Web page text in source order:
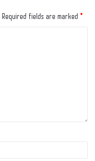
Required fields are marked *